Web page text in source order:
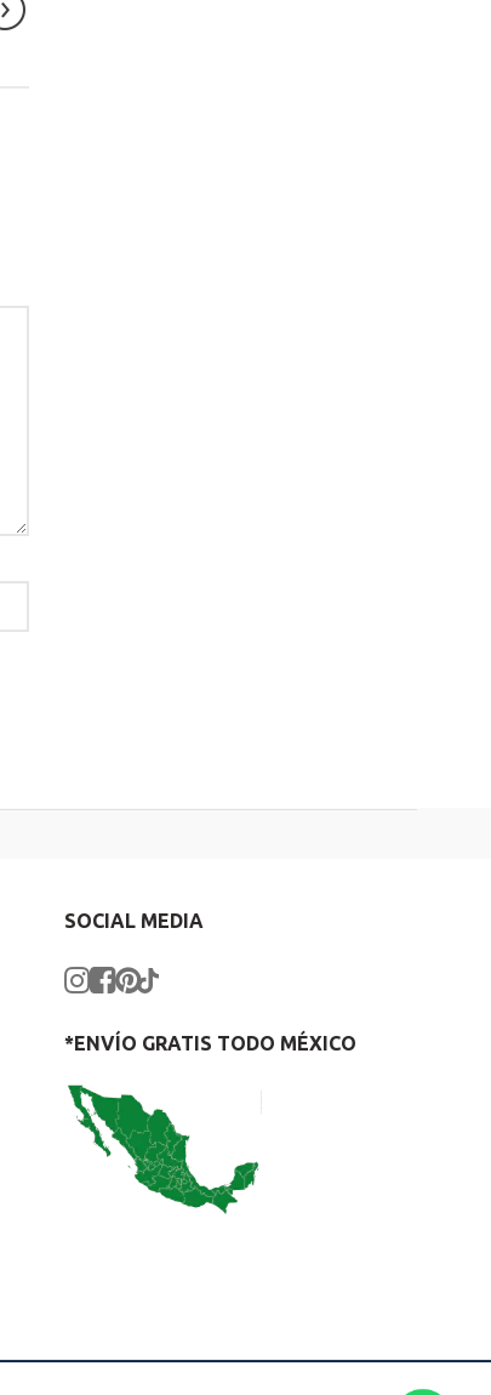
SOCIAL MEDIA
*ENVÍO GRATIS TODO MÉXICO